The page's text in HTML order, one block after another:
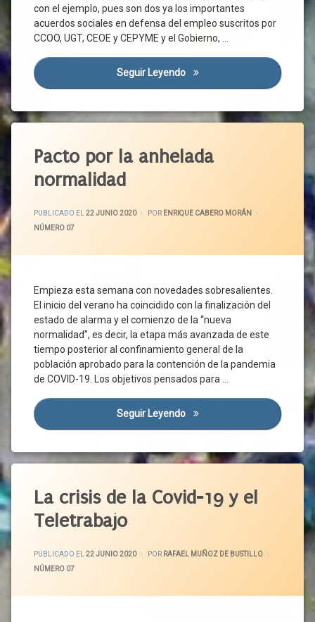
con el ejemplo, pues son dos ya los importantes
acuerdos sociales en defensa del empleo suscritos por
CCOO, UGT, CEOE y CEPYME y el Gobierno, …
Seguir Leyendo Nuevos Acuerdos En
Concentraciones
Congreso
Cotización
Covid-
19
Sanitaria
Social
Europea
ERTE
Estado
Exoneración
FERGEI
Gobierno
Normativa
Organizaciones
Empresariales
Sindicales
Pacto
Político
Pesca
Prestaciones
Del
Pacto por la anhelada
normalidad
PUBLICADO EL 22 JUNIO 2020
29 JUNIO 2020
POR ENRIQUE CABERO MORÁN
CATEGORÍAS:
NÚMERO 07
Empieza esta semana con novedades sobresalientes.
El inicio del verano ha coincidido con la finalización del
estado de alarma y el comienzo de la “nueva
normalidad”, es decir, la etapa más avanzada de este
tiempo posterior al confinamiento general de la
población aprobado para la contención de la pandemia
de COVID-19. Los objetivos pensados para …
Seguir Leyendo Pacto Por La Anhelada
Agenda
2030
Castilla
CCOO
CECALE
Confinamiento
Corporaciones
Locales
Covid-
19
Crisis
Diálogo
Ejemplo
Estado
Alarma
Gobierno
La crisis de la Covid-19 y el
Teletrabajo
PUBLICADO EL 22 JUNIO 2020
ACTUALIZADO EL
POR RAFAEL MUÑOZ DE BUSTILLO
CATEGORÍAS:
NÚMERO 07
Actividad
Económica
Actividad
Administración
General
De